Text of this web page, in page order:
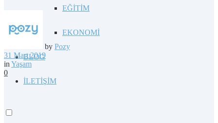
EĞİTİM
EKONOMİ
BLOG
İLETİŞİM
by Pozy
31 Mart 2019
in Yaşam
0